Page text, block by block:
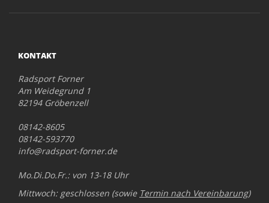
KONTAKT
Radsport Forner
Am Weidegrund 1
82194 Gröbenzell
08142-8605
08142-593770
info@radsport-forner.de
Mo.Di.Do.Fr.: von 13-18 Uhr
Mittwoch: geschlossen (sowie Termin nach Vereinbarung)